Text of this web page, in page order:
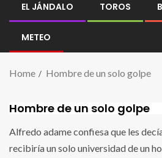
EL JÁNDALO TOROS
METEO
Home Hombre de un solo golpe
Hombre de un solo golpe
Alfredo adame confiesa que les
recibiría un solo universidad de un